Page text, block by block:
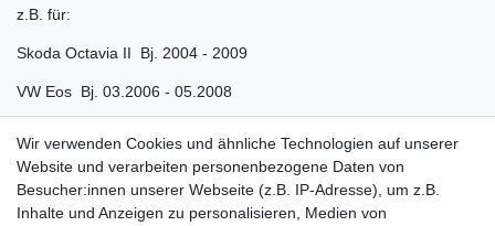
z.B. für:
Skoda Octavia II Bj. 2004 - 2009
VW Eos Bj. 03.2006 - 05.2008
VW Golf Plus Bj. 2005 - 2008
VW Jetta Bj. 2005 - 2008
Wir verwenden Cookies und ähnliche Technologien auf unserer
Website und verarbeiten personenbezogene Daten von
Besucher:innen unserer Webseite (z.B. IP-Adresse), um z.B.
Inhalte und Anzeigen zu personalisieren, Medien von